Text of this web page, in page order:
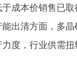
成本价销售已
出清方面，多
度，行业供需